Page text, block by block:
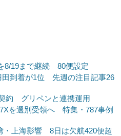
8/19まで継続 80便設定
田到着が1位 先週の注目記事26
約 グリペンと連携運用
を選別受領へ 特集・787事例
・上海影響 8日は欠航420便超